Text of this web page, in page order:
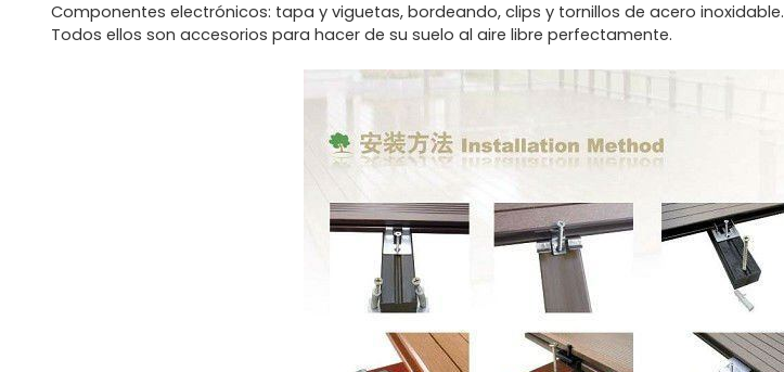
Componentes electrónicos: tapa y viguetas, bordeando, clips y tornillos de acero inoxidable.
Todos ellos son accesorios para hacer de su suelo al aire libre perfectamente.